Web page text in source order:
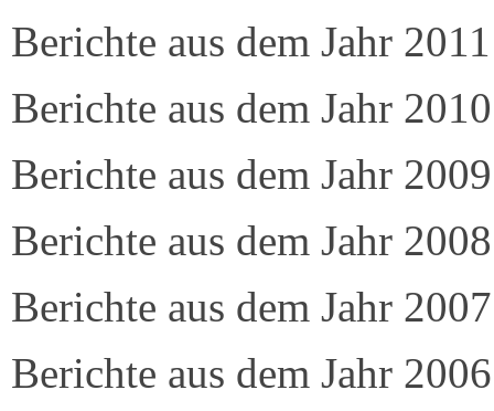
Berichte aus dem Jahr 2011
Berichte aus dem Jahr 2010
Berichte aus dem Jahr 2009
Berichte aus dem Jahr 2008
Berichte aus dem Jahr 2007
Berichte aus dem Jahr 2006